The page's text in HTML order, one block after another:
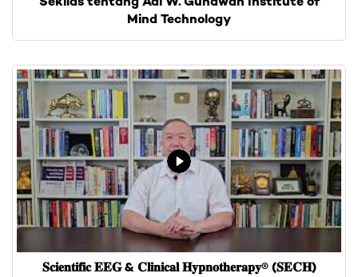
Sekilas tentang Adi W. Gunawan Institute of
Mind Technology
𝐒𝐜𝐢𝐞𝐧𝐭𝐢𝐟𝐢𝐜 𝐄𝐄𝐆 & 𝐂𝐥𝐢𝐧𝐢𝐜𝐚𝐥 𝐇𝐲𝐩𝐧𝐨𝐭𝐡𝐞𝐫𝐚𝐩𝐲® (𝐒𝐄𝐂𝐇)